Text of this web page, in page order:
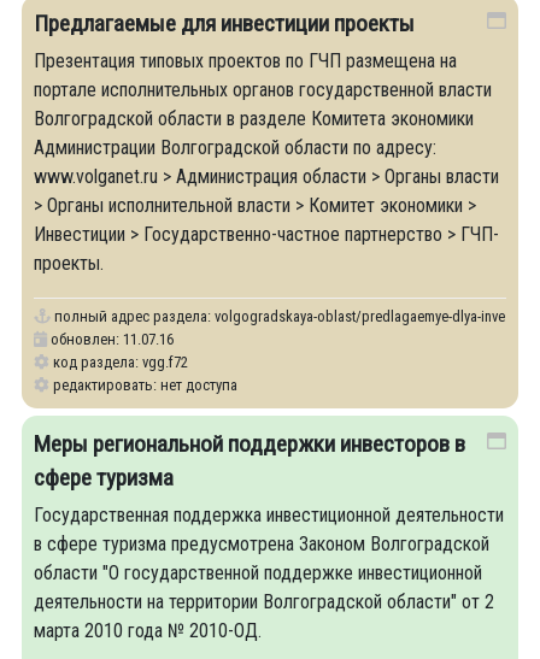
Предлагаемые для инвестиции проекты
Презентация типовых проектов по ГЧП размещена на
портале исполнительных органов государственной власти
Волгоградской области в разделе Комитета экономики
Администрации Волгоградской области по адресу:
www.volganet.ru > Администрация области > Органы власти
> Органы исполнительной власти > Комитет экономики >
Инвестиции > Государственно-частное партнерство > ГЧП-
проекты.
полный адрес раздела: volgogradskaya-oblast/predlagaemye-dlya-
обновлен: 11.07.16
код раздела: vgg.f72
редактировать: нет доступа
Меры региональной поддержки инвесторов в
сфере туризма
Государственная поддержка инвестиционной деятельности
в сфере туризма предусмотрена Законом Волгоградской
области "О государственной поддержке инвестиционной
деятельности на территории Волгоградской области" от 2
марта 2010 года № 2010-ОД.